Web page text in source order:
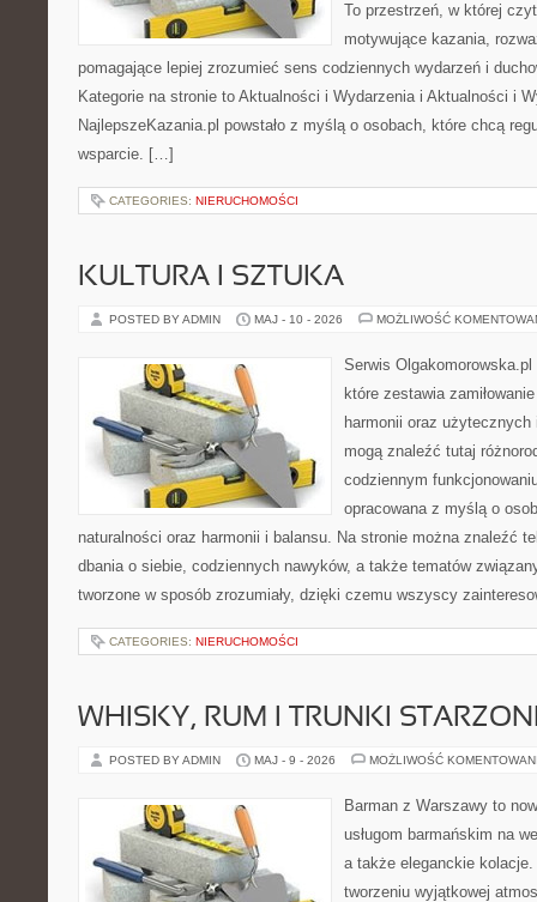
To przestrzeń, w której
motywujące kazania,
pomagające lepiej zrozumieć sens codziennych wydarzeń i
Kategorie na stronie to Aktualności i Wydarzenia i Aktualności i
NajlepszeKazania.pl powstało z myślą o osobach, które chcą
wsparcie. […]
CATEGORIES: NIERUCHOMOŚCI
KULTURA I SZTUKA
POSTED BY ADMIN MAJ - 10 - 2026 MOŻLIWOŚĆ
Serwis
które zestawia
harmonii oraz
mogą znaleźć tutaj
codziennym
opracowana z myślą o
naturalności oraz harmonii i balansu. Na stronie można znaleźć
dbania o siebie, codziennych nawyków, a także tematów
tworzone w sposób zrozumiały, dzięki czemu wszyscy
CATEGORIES: NIERUCHOMOŚCI
WHISKY, RUM I TRUNKI
POSTED BY ADMIN MAJ - 9 - 2026 MOŻLIWOŚĆ
Barman z Warszawy to
usługom barmańskim na
a także eleganckie
tworzeniu wyjątkowej